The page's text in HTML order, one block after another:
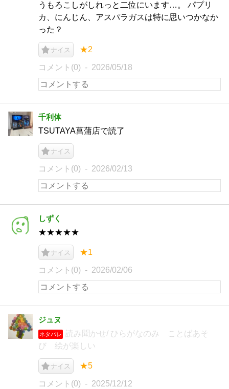
うもろこしがしれっと二位にいます…。 パプリ
カ、にんじん、アスパラガスは特に思いつかなか
った？
ナイス ★2
コメント(0) 2026/05/18
千利体
TSUTAYA菖蒲店で読了
ナイス
コメント(0) 2026/02/13
しずく
★★★★★
ナイス ★1
コメント(0) 2026/02/06
ジュヌ
ネタバレ
読み聞かせ/ ひらがなのみ ことばあそ
び 絵が楽しい
ナイス ★5
コメント(0) 2025/12/12